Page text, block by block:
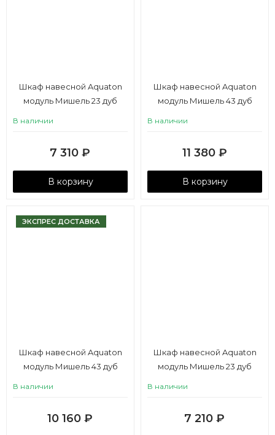
Шкаф навесной Aquaton
модуль Мишель 23 дуб
В наличии
7 310 ₽
В корзину
Шкаф навесной Aquaton
модуль Мишель 43 дуб
В наличии
11 380 ₽
В корзину
ЭКСПРЕС ДОСТАВКА
Шкаф навесной Aquaton
модуль Мишель 43 дуб
В наличии
10 160 ₽
Шкаф навесной Aquaton
модуль Мишель 23 дуб
В наличии
7 210 ₽